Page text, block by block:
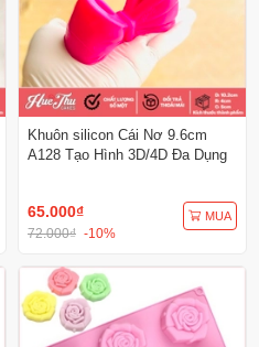
Khuôn silicon Cái Nơ 9.6cm
A128 Tạo Hình 3D/4D Đa Dụng
65.000₫
72.000₫ -10%
MUA